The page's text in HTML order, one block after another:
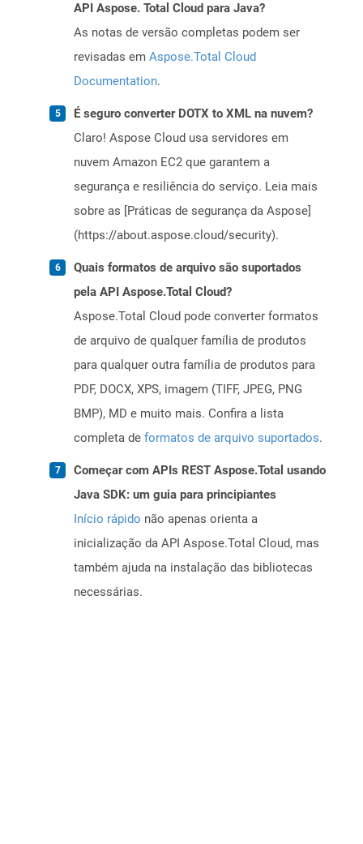
API Aspose. Total Cloud para Java?
As notas de versão completas podem ser
revisadas em Aspose.Total Cloud
Documentation.
É seguro converter DOTX to XML na nuvem?
Claro! Aspose Cloud usa servidores em
nuvem Amazon EC2 que garantem a
segurança e resiliência do serviço. Leia mais
sobre as [Práticas de segurança da Aspose]
(https://about.aspose.cloud/security).
Quais formatos de arquivo são suportados
pela API Aspose.Total Cloud?
Aspose.Total Cloud pode converter formatos
de arquivo de qualquer família de produtos
para qualquer outra família de produtos para
PDF, DOCX, XPS, imagem (TIFF, JPEG, PNG
BMP), MD e muito mais. Confira a lista
completa de formatos de arquivo suportados.
Começar com APIs REST Aspose.Total usando
Java SDK: um guia para principiantes
Início rápido não apenas orienta a
inicialização da API Aspose.Total Cloud, mas
também ajuda na instalação das bibliotecas
necessárias.